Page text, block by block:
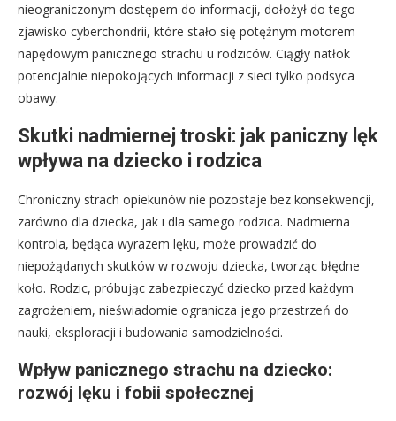
nieograniczonym dostępem do informacji, dołożył do tego
zjawisko cyberchondrii, które stało się potężnym motorem
napędowym panicznego strachu u rodziców. Ciągły natłok
potencjalnie niepokojących informacji z sieci tylko podsyca
obawy.
Skutki nadmiernej troski: jak paniczny lęk
wpływa na dziecko i rodzica
Chroniczny strach opiekunów nie pozostaje bez konsekwencji,
zarówno dla dziecka, jak i dla samego rodzica. Nadmierna
kontrola, będąca wyrazem lęku, może prowadzić do
niepożądanych skutków w rozwoju dziecka, tworząc błędne
koło. Rodzic, próbując zabezpieczyć dziecko przed każdym
zagrożeniem, nieświadomie ogranicza jego przestrzeń do
nauki, eksploracji i budowania samodzielności.
Wpływ panicznego strachu na dziecko:
rozwój lęku i fobii społecznej